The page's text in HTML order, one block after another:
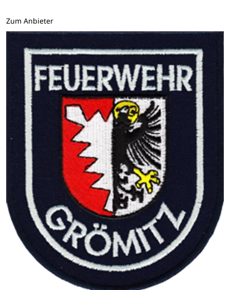
Zum Anbieter